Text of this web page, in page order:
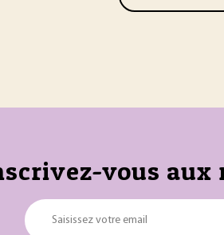
vous aux
Saisissez votre email